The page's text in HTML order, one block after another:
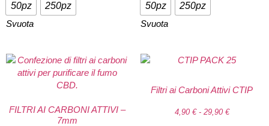
50pz
250pz
Svuota
50pz
250pz
Svuota
FILTRI AI CARBONI ATTIVI –
7mm
Filtri ai Carboni Attivi CTIP
4,90 € - 29,90 €